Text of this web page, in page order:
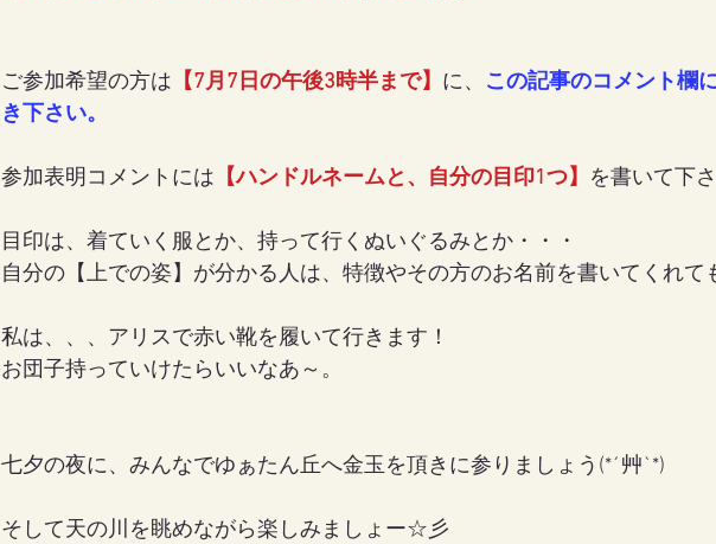
ご参加希望の方は 【7月7日の午後3時半まで】 に、 この記事のコメント欄
き下さい。
参加表明コメントには 【ハンドルネームと、自分の目印1つ】 を書いて下
目印は、着ていく服とか、持って行くぬいぐるみとか・・・
自分の【上での姿】が分かる人は、特徴やその方のお名前を書いてくれて
私は、、、アリスで赤い靴を履いて行きます！
お団子持っていけたらいいなあ～。
七夕の夜に、みんなでゆぁたん丘へ金玉を頂きに参りましょう(*´艸`*)
そして天の川を眺めながら楽しみましょー☆彡